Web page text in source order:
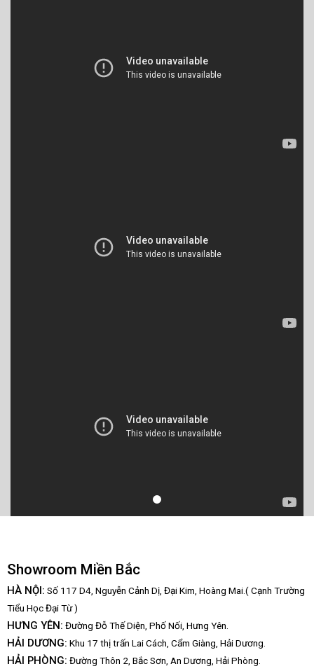
Showroom Miền Bắc
HÀ NỘI: Số 117 D4, Nguyễn Cảnh Dị, Đại Kim, Hoàng Mai.( Cạnh Trường
Tiểu Học Đại Từ )
HƯNG YÊN: Đường Đỗ Thế Diện, Phố Nối, Hưng Yên.
HẢI DƯƠNG: Khu 17 thị trấn Lai Cách, Cẩm Giàng, Hải Dương.
HẢI PHÒNG: Đường Thôn 2, Bắc Sơn, An Dương, Hải Phòng.